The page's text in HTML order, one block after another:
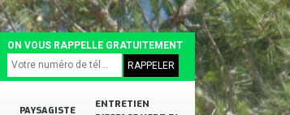
PAYSAGISTE
ENTRETIEN
ON VOUS RAPPELLE GRATUITEMENT